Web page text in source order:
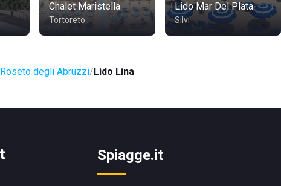
Chalet Maristella
Tortoreto
Lido Mar Del Plata
Silvi
Roseto degli Abruzzi Lido Lina
Spiagge.it